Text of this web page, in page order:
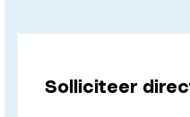
Solliciteer